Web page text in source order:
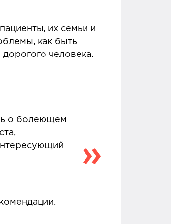
их семьи и
как быть
человека.
о болеющем